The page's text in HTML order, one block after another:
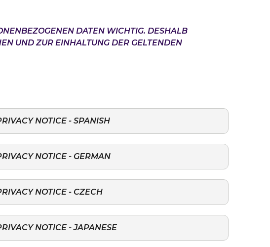
DATEN WICHTIG. DESHALB
UND ZUR EINHALTUNG DER GELTENDEN
NOTICE - SPANISH
NOTICE - GERMAN
NOTICE - CZECH
NOTICE - JAPANESE